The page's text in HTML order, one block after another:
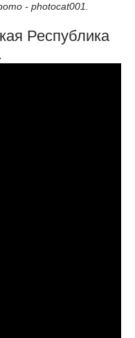
- photocat001.
Республика